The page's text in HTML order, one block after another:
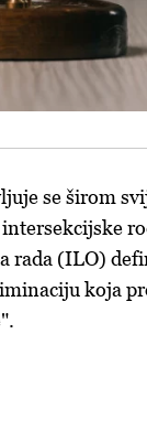
se širom
rada (ILO)
koja